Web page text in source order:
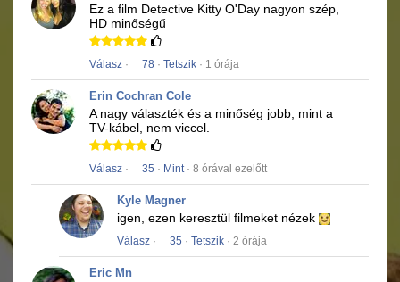
Ez a film Detective Kitty O'Day nagyon szép,
HD minőségű
Válasz · 78 · Tetszik · 1 órája
Erin Cochran Cole
A nagy választék és a minőség jobb, mint a
TV-kábel, nem viccel.
Válasz · 35 · Mint· 8 órával ezelőtt
Kyle Magner
igen, ezen keresztül filmeket nézek
Válasz · 35 · Tetszik · 2 órája
Eric Mn